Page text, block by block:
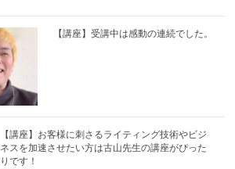
【講座】受講中は感動の連続でした。
【講座】お客様に刺さるライティング技術やビジ
ネスを加速させたい方は古山先生の講座がぴった
りです！